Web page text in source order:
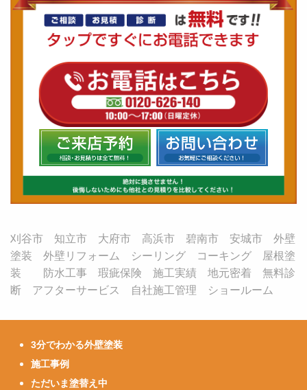
刈谷市 知立市 大府市 高浜市 碧南市 安城市 外壁
塗装 外壁リフォーム シーリング コーキング 屋根塗
装 防水工事 瑕疵保険 施工実績 地元密着 無料診
断 アフターサービス 自社施工管理 ショールーム
3分でわかる外壁塗装
施工事例
ただいま塗替え中